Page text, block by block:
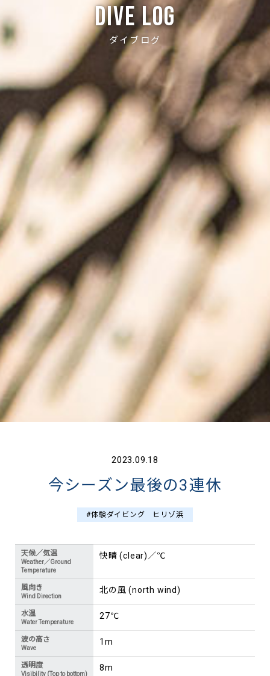
Dive log
ダイブログ
2023.09.18
今シーズン最後の3連休
#体験ダイビング ヒリゾ浜
天候／気温
Weather／Ground
Temperature
快晴 (clear)／℃
風向き
Wind Direction
北の風 (north wind)
水温
Water Temperature
27℃
波の高さ
Wave
1m
透明度
Visibility (Top to bottom)
8m